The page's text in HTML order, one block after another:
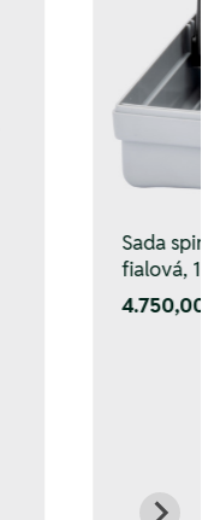
Sada spir.
fialová,
4.750,00